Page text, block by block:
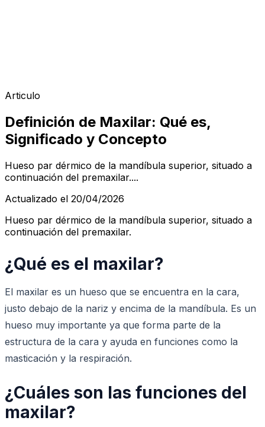
Articulo
Definición de Maxilar: Qué es,
Significado y Concepto
Hueso par dérmico de la mandíbula superior, situado a
continuación del premaxilar....
Actualizado el 20/04/2026
Hueso par dérmico de la mandíbula superior, situado a
continuación del premaxilar.
¿Qué es el maxilar?
El maxilar es un hueso que se encuentra en la cara,
justo debajo de la nariz y encima de la mandíbula. Es un
hueso muy importante ya que forma parte de la
estructura de la cara y ayuda en funciones como la
masticación y la respiración.
¿Cuáles son las funciones del
maxilar?